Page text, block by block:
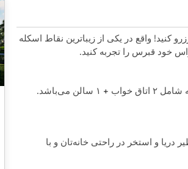
کنید! واقع در یکی از زیباترین نقاط اسکله
خود قبرس را تجربه کنید.
۲ اتاق خواب + ۱ سالن
می‌باشد.
و استخر در راحتی خانه‌تان و با